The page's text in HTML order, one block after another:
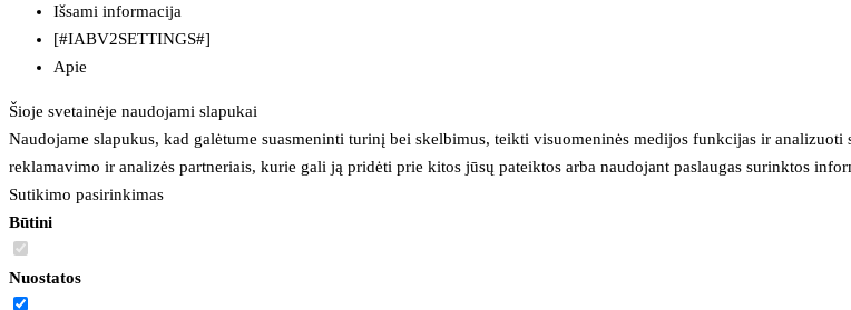
Išsami informacija
[#IABV2SETTINGS#]
Apie
Šioje svetainėje naudojami slapukai
Naudojame slapukus, kad galėtume suasmeninti turinį bei skelbimus, teikti visuomeninės medijos funkcijas ir
reklamavimo ir analizės partneriais, kurie gali ją pridėti prie kitos jūsų pateiktos arba naudojant paslaugas surinktos
Sutikimo pasirinkimas
Būtini
Nuostatos